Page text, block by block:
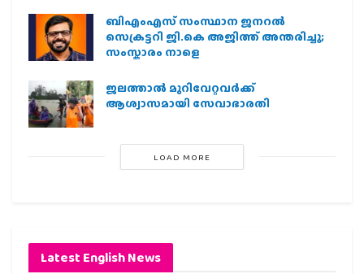
ബിഎംഎസ് സംസ്ഥാന ജനറൽ
സെക്രട്ടറി ജി.കെ അജിത്ത് അന്തരിച്ചു;
സംസ്കാരം നാളെ
ജലത്താല്‍ മുറിവേറ്റവര്‍ക്ക്
ആശ്വാസമായി സേവാഭാരതി
LOAD MORE
Latest English News